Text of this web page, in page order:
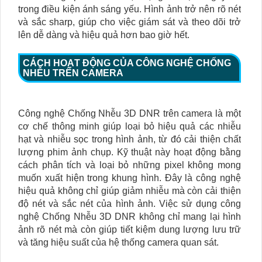
trong điều kiện ánh sáng yếu. Hình ảnh trở nên rõ nét
và sắc sharp, giúp cho việc giám sát và theo dõi trở
lên dễ dàng và hiệu quả hơn bao giờ hết.
CÁCH HOẠT ĐỘNG CỦA CÔNG NGHỆ CHỐNG
NHỄU TRÊN CAMERA
Công nghệ Chống Nhễu 3D DNR trên camera là một
cơ chế thông minh giúp loại bỏ hiệu quả các nhiễu
hạt và nhiễu sọc trong hình ảnh, từ đó cải thiện chất
lượng phim ảnh chụp. Kỹ thuật này hoạt động bằng
cách phân tích và loại bỏ những pixel không mong
muốn xuất hiện trong khung hình. Đây là công nghệ
hiệu quả không chỉ giúp giảm nhiễu mà còn cải thiện
độ nét và sắc nét của hình ảnh. Việc sử dụng công
nghệ Chống Nhễu 3D DNR không chỉ mang lại hình
ảnh rõ nét mà còn giúp tiết kiệm dung lượng lưu trữ
và tăng hiệu suất của hệ thống camera quan sát.